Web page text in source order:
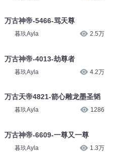
万古神帝-5466-骂天尊
暮玖Ayla 2.5万
万古神帝-4013-劫尊者
暮玖Ayla 4.2万
万古天帝4821-箭心雕龙墨圣韬
暮玖Ayla 1286
万古神帝-6609-一尊又一尊
暮玖Ayla 1.3万